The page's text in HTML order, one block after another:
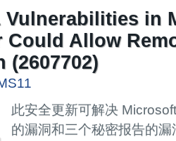
Vulnerabilities in
Could Allow
(2607702)
此安全更新可解决
的漏洞和三个秘密报告的